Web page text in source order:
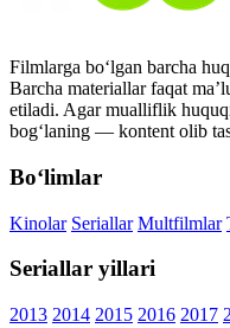
Filmlarga bo‘lgan barcha
Barcha materiallar faqat
etiladi. Agar mualliflik
bog‘laning — kontent olib
Bo‘limlar
Kinolar Seriallar Multfilmlar
Seriallar yillari
2013 2014 2015 2016 2017